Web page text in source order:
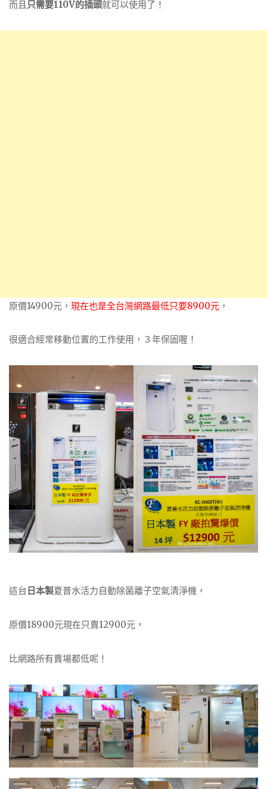
而且 只需要110V的插頭就可以使用了！
原價14900元， 現在也是全台灣網路最低只要8900元 ，
很適合經常移動位置的工作使用，３年保固喔！
這台 日本製夏普水活力自動除菌離子空氣清淨機，
原價18900元現在只賣12900元，
比網路所有賣場都低呢！